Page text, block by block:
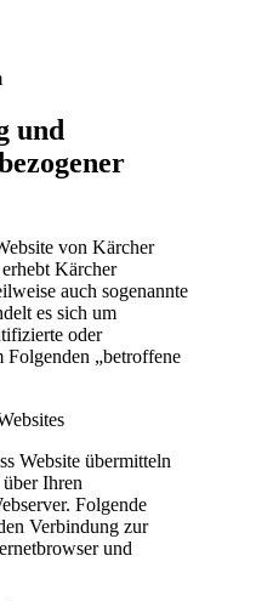
und
von Kärcher
Kärcher
auch sogenannte
es sich um
oder
„betroffene
Website übermitteln
Ihren
Folgende
Verbindung zur
und